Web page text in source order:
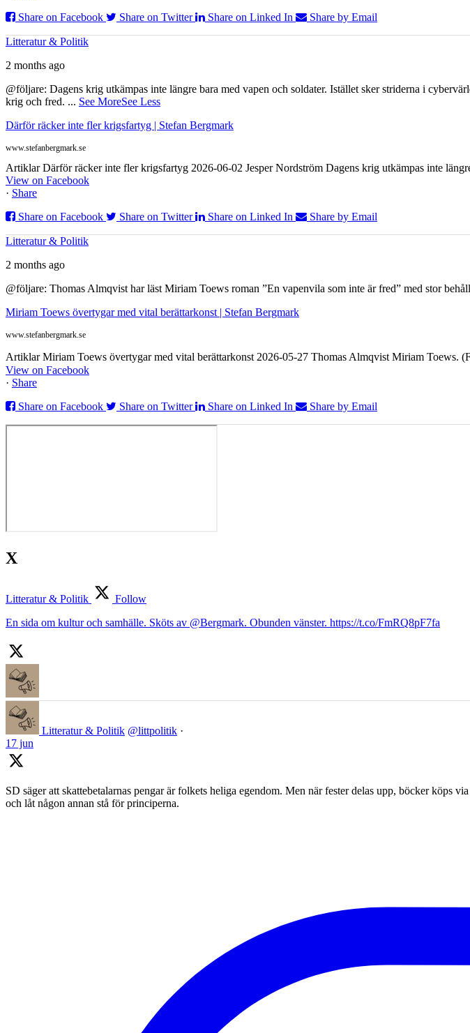
Share on Facebook
Share on Twitter Share on Linked In Share by Email
Litteratur & Politik
2 months ago
@följare: Dagens krig utkämpas inte längre bara med vapen och soldater. Istället sker striderna i
krig och fred. ... See MoreSee Less
Därför räcker inte fler krigsfartyg | Stefan Bergmark
www.stefanbergmark.se
Artiklar Därför räcker inte fler krigsfartyg 2026-06-02 Jesper Nordström Dagens krig utkämpas inte
View on Facebook
· Share
Share on Facebook
Share on Twitter Share on Linked In Share by Email
Litteratur & Politik
2 months ago
@följare: Thomas Almqvist har läst Miriam Toews roman ”En vapenvila som inte är fred” med stor
Miriam Toews övertygar med vital berättarkonst | Stefan Bergmark
www.stefanbergmark.se
Artiklar Miriam Toews övertygar med vital berättarkonst 2026-05-27 Thomas Almqvist Miriam
View on Facebook
· Share
Share on Facebook
Share on Twitter Share on Linked In Share by Email
X
Litteratur & Politik
Follow
En sida om kultur och samhälle. Sköts av @Bergmark. Obunden vänster. https://t.co/FmRQ8pF7fa
Litteratur & Politik @littpolitik ·
17 jun
SD säger att skattebetalarnas pengar är folkets heliga egendom. Men när fester delas upp, böcker
och låt någon annan stå för principerna.